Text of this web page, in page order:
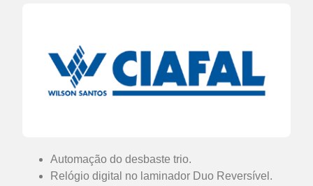
Automação do desbaste trio.
Relógio digital no laminador Duo Reversível.